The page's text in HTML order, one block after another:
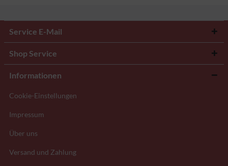
Service E-Mail
Shop Service
Informationen
Cookie-Einstellungen
Impressum
Über uns
Versand und Zahlung